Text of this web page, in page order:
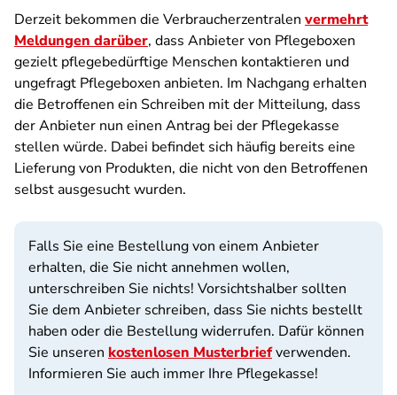
Derzeit bekommen die Verbraucherzentralen vermehrt
Meldungen darüber, dass Anbieter von Pflegeboxen
gezielt pflegebedürftige Menschen kontaktieren und
ungefragt Pflegeboxen anbieten. Im Nachgang erhalten
die Betroffenen ein Schreiben mit der Mitteilung, dass
der Anbieter nun einen Antrag bei der Pflegekasse
stellen würde. Dabei befindet sich häufig bereits eine
Lieferung von Produkten, die nicht von den Betroffenen
selbst ausgesucht wurden.
Falls Sie eine Bestellung von einem Anbieter
erhalten, die Sie nicht annehmen wollen,
unterschreiben Sie nichts! Vorsichtshalber sollten
Sie dem Anbieter schreiben, dass Sie nichts bestellt
haben oder die Bestellung widerrufen. Dafür können
Sie unseren kostenlosen Musterbriefverwenden.
Informieren Sie auch immer Ihre Pflegekasse!